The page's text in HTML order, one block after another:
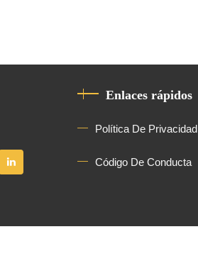
Enlaces rápidos
Política De Privacidad
Código De Conducta